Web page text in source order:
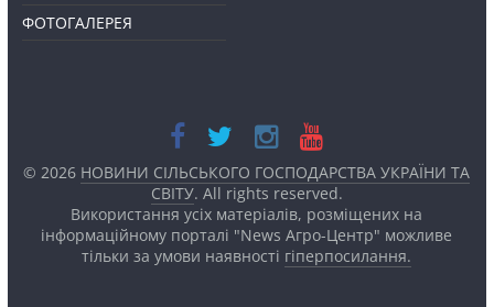
ФОТОГАЛЕРЕЯ
© 2026 НОВИНИ СІЛЬСЬКОГО ГОСПОДАРСТВА УКРАЇНИ ТА
СВІТУ. All rights reserved.
Використання усіх матеріалів, розміщених на
інформаційному порталі "News Агро-Центр" можливе
тільки за умови наявності гіперпосилання.